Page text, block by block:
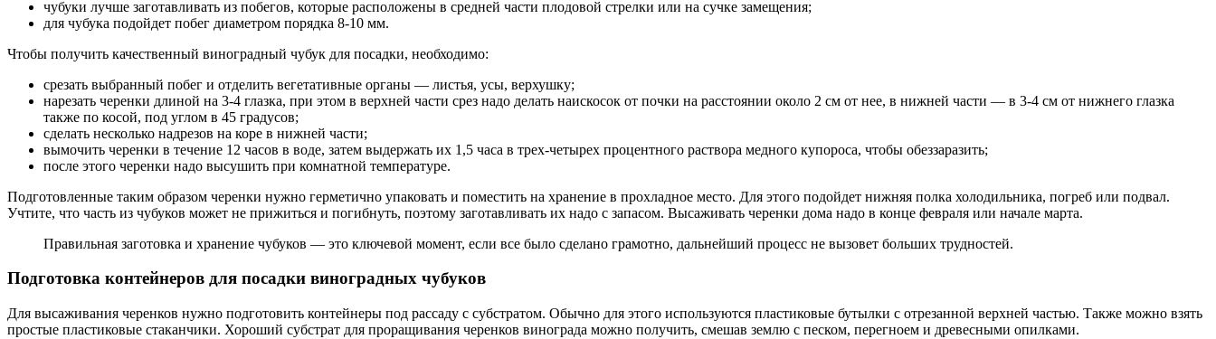
чубуки лучше заготавливать из побегов, которые расположены в средней части плодовой стрелки или на сучке замещения;
для чубука подойдет побег диаметром порядка 8-10 мм.
Чтобы получить качественный виноградный чубук для посадки, необходимо:
срезать выбранный побег и отделить вегетативные органы — листья, усы, верхушку;
нарезать черенки длиной на 3-4 глазка, при этом в верхней части срез надо делать наискосок от почки на расстоянии около 2 см от нее, в нижней части — в 3-4 см от нижнего глазка
также по косой, под углом в 45 градусов;
сделать несколько надрезов на коре в нижней части;
вымочить черенки в течение 12 часов в воде, затем выдержать их 1,5 часа в трех-четырех процентного раствора медного купороса, чтобы обеззаразить;
после этого черенки надо высушить при комнатной температуре.
Подготовленные таким образом черенки нужно герметично упаковать и поместить на хранение в прохладное место. Для этого подойдет нижняя полка холодильника, погреб или подвал.
Учтите, что часть из чубуков может не прижиться и погибнуть, поэтому заготавливать их надо с запасом. Высаживать черенки дома надо в конце февраля или начале марта.
Правильная заготовка и хранение чубуков — это ключевой момент, если все было сделано грамотно, дальнейший процесс не вызовет больших трудностей.
Подготовка контейнеров для посадки виноградных чубуков
Для высаживания черенков нужно подготовить контейнеры под рассаду с субстратом. Обычно для этого используются пластиковые бутылки с отрезанной верхней частью. Также можно взять
простые пластиковые стаканчики. Хороший субстрат для проращивания черенков винограда можно получить, смешав землю с песком, перегноем и древесными опилками.